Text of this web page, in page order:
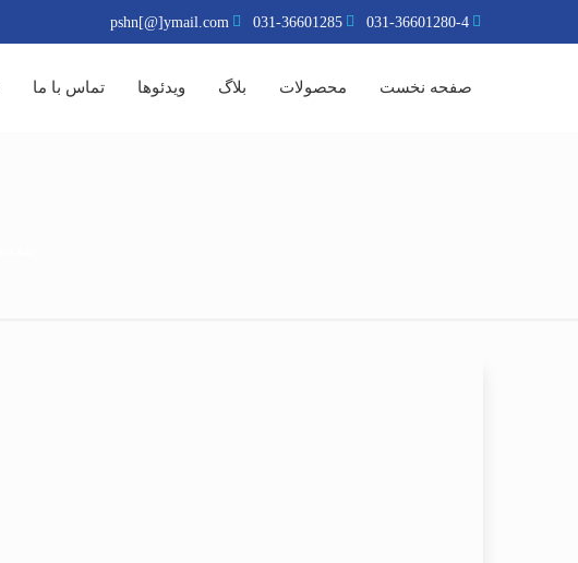
031-36601280-4
031-36601285
pshn[@]ymail.com
صفحه نخست محصولات بلاگ ویدئوها تماس با ما